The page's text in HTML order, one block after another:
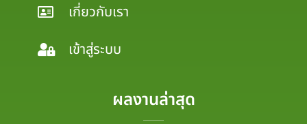
เกี่ยวกับเรา
เข้าสู่ระบบ
ผลงานล่าสุด